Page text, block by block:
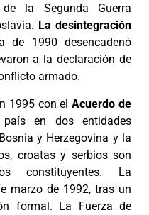
la Segunda Guerra
La desintegración
de 1990 desencadenó
a la declaración de
armado.
1995 con elAcuerdo de
en dos entidades
y Herzegovina y la
croatas y serbios son
constituyentes. La
marzo de 1992, tras un
formal. La Fuerza de